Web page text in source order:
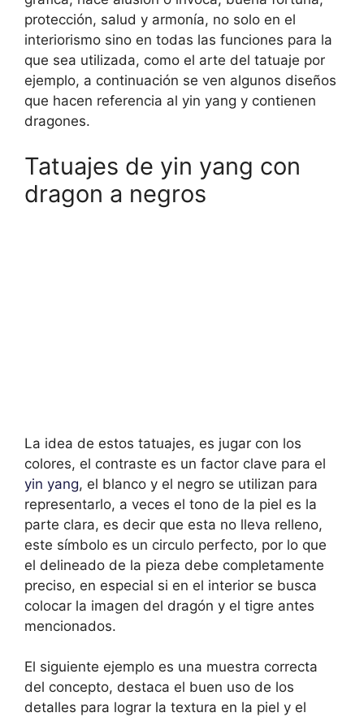
protección, salud y armonía, no solo en el
interiorismo sino en todas las funciones para la
que sea utilizada, como el arte del tatuaje por
ejemplo, a continuación se ven algunos diseños
que hacen referencia al yin yang y contienen
dragones.
Tatuajes de yin yang con
dragon a negros
La idea de estos tatuajes, es jugar con los
colores, el contraste es un factor clave para el
yin yang, el blanco y el negro se utilizan para
representarlo, a veces el tono de la piel es la
parte clara, es decir que esta no lleva relleno,
este símbolo es un circulo perfecto, por lo que
el delineado de la pieza debe completamente
preciso, en especial si en el interior se busca
colocar la imagen del dragón y el tigre antes
mencionados.
El siguiente ejemplo es una muestra correcta
del concepto, destaca el buen uso de los
detalles para lograr la textura en la piel y el